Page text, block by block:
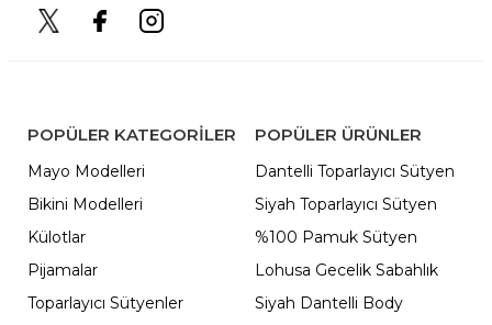
POPÜLER KATEGORILER
Mayo Modelleri
Bikini Modelleri
Külotlar
Pijamalar
Toparlayıcı Sütyenler
POPÜLER ÜRÜNLER
Dantelli Toparlayıcı Sütyen
Siyah Toparlayıcı Sütyen
%100 Pamuk Sütyen
Lohusa Gecelik Sabahlık
Siyah Dantelli Body